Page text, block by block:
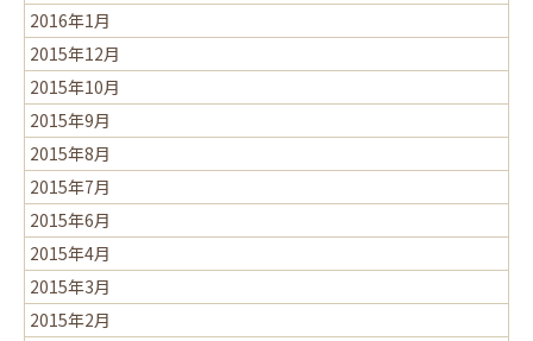
2016年1月
2015年12月
2015年10月
2015年9月
2015年8月
2015年7月
2015年6月
2015年4月
2015年3月
2015年2月